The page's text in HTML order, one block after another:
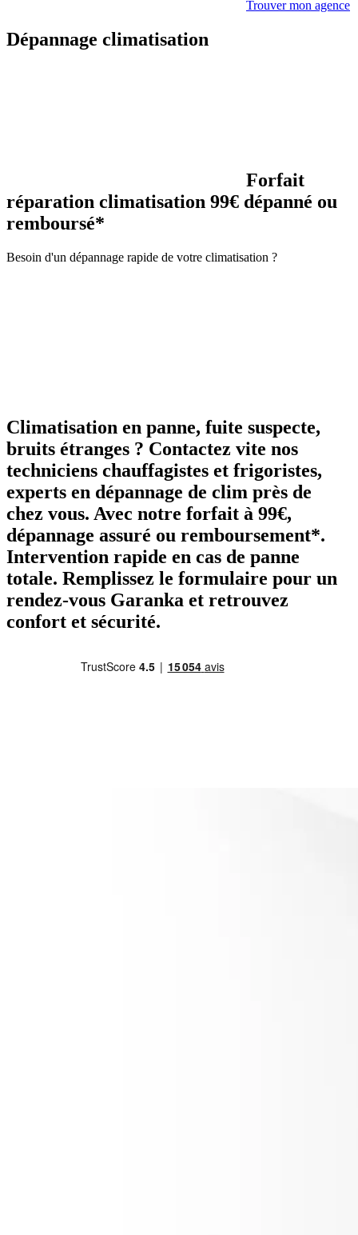
Trouver mon agence
Dépannage climatisation
Forfait
réparation climatisation 99€ dépanné ou
remboursé*
Besoin d'un dépannage rapide de votre climatisation ?
Climatisation en panne, fuite suspecte,
bruits étranges ? Contactez vite nos
techniciens chauffagistes et frigoristes,
experts en dépannage de clim près de
chez vous. Avec notre forfait à 99€,
dépannage assuré ou remboursement*.
Intervention rapide en cas de panne
totale. Remplissez le formulaire pour un
rendez-vous Garanka et retrouvez
confort et sécurité.